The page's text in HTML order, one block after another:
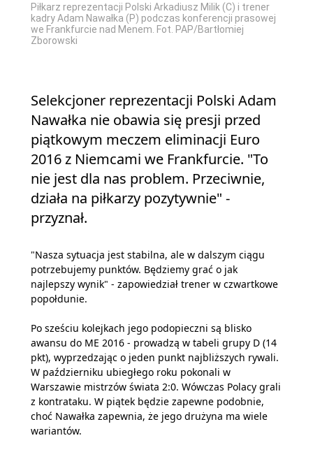
Piłkarz reprezentacji Polski Arkadiusz Milik (C) i trener
kadry Adam Nawałka (P) podczas konferencji prasowej
we Frankfurcie nad Menem. Fot. PAP/Bartłomiej
Zborowski
Selekcjoner reprezentacji Polski Adam
Nawałka nie obawia się presji przed
piątkowym meczem eliminacji Euro
2016 z Niemcami we Frankfurcie. "To
nie jest dla nas problem. Przeciwnie,
działa na piłkarzy pozytywnie" -
przyznał.
"Nasza sytuacja jest stabilna, ale w dalszym ciągu
potrzebujemy punktów. Będziemy grać o jak
najlepszy wynik" - zapowiedział trener w czwartkowe
popołdunie.
Po sześciu kolejkach jego podopieczni są blisko
awansu do ME 2016 - prowadzą w tabeli grupy D (14
pkt), wyprzedzając o jeden punkt najbliższych rywali.
W październiku ubiegłego roku pokonali w
Warszawie mistrzów świata 2:0. Wówczas Polacy grali
z kontrataku. W piątek będzie zapewne podobnie,
choć Nawałka zapewnia, że jego drużyna ma wiele
wariantów.